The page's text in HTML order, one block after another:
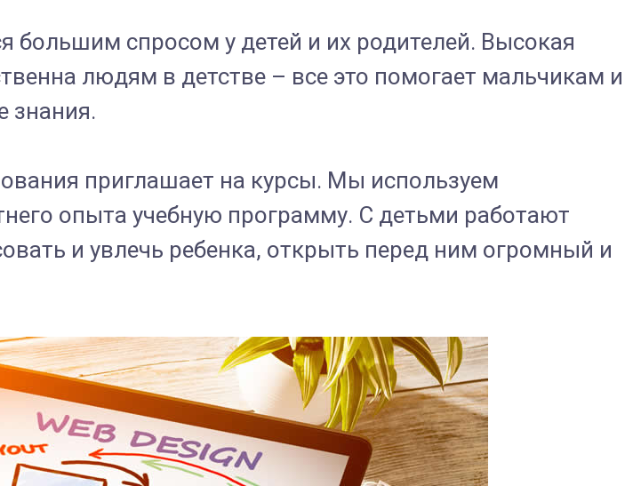
спросом у детей и их родителей. Высокая
людям в детстве – все это помогает мальчикам и
знания.
приглашает на курсы. Мы используем
опыта учебную программу. С детьми работают
и увлечь ребенка, открыть перед ним огромный и